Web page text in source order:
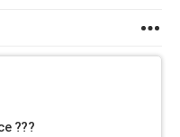
???